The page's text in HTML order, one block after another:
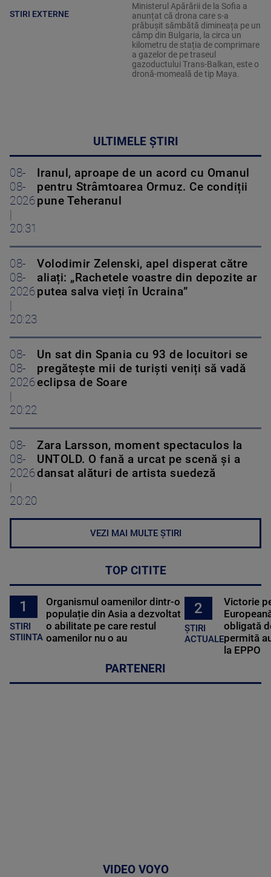
STIRI EXTERNE
Ministerul Apărării de la Sofia a
anunțat că drona care s-a
prăbușit sâmbătă dimineața pe un
câmp din Bulgaria, la circa un
kilometru de stația de comprimare
a gazelor de pe traseul
gazoductului Trans-Balkan, este o
dronă-momeală de tip Maya.
ULTIMELE ȘTIRI
08-
08-
2026
20:31
Iranul, aproape de un acord cu Omanul
pentru Strâmtoarea Ormuz. Ce condiții
pune Teheranul
08-
08-
2026
20:23
Volodimir Zelenski, apel disperat către
aliați: „Rachetele voastre din depozite ar
putea salva vieți în Ucraina”
08-
08-
2026
20:22
Un sat din Spania cu 93 de locuitori se
pregătește mii de turiști veniți să vadă
eclipsa de Soare
08-
08-
2026
20:20
Zara Larsson, moment spectaculos la
UNTOLD. O fană a urcat pe scenă și a
dansat alături de artista suedeză
VEZI MAI MULTE ȘTIRI
TOP CITITE
1
STIRI
STIINTA
Organismul oamenilor dintr-o
populație din Asia a dezvoltat
o abilitate pe care restul
oamenilor nu o au
2
ȘTIRI
ACTUALE
Victorie
obligată
permită
la EPPO
PARTENERI
VIDEO VOYO